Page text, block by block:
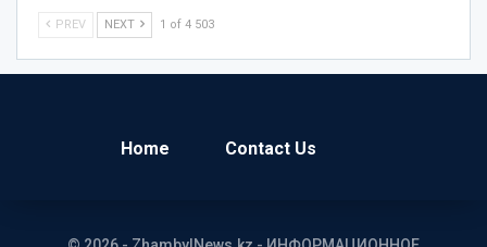
PREV NEXT 1 of 4 503
Home Contact Us